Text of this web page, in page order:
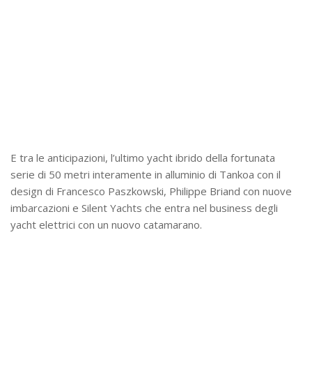
E tra le anticipazioni, l’ultimo yacht ibrido della fortunata
serie di 50 metri interamente in alluminio di Tankoa con il
design di Francesco Paszkowski, Philippe Briand con nuove
imbarcazioni e Silent Yachts che entra nel business degli
yacht elettrici con un nuovo catamarano.